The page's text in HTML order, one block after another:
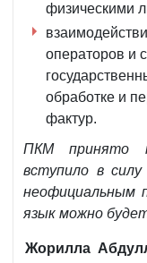
физическими
операторов и
обработке и
фактур.
ПКМ принято
вступило в
неофициальным
язык можно
Жорилла